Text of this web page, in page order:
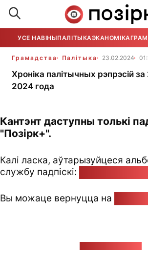
УСЕ НАВІНЫПАЛІТЫКАЭКАНОМІКА
Грамадства Палітыка 23.02.2024
Хроніка палітычных рэпрэсій
2024 года
Кантэнт даступны толькі
"Позірк+".
Калі ласка, аўтарызуйцеся
службу падпіскі:
Вы можаце вернуцца на